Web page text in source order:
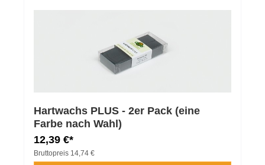
Hartwachs PLUS - 2er Pack (eine
Farbe nach Wahl)
12,39 €*
Bruttopreis 14,74 €